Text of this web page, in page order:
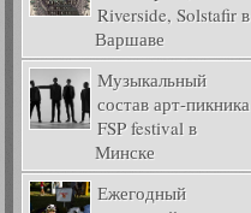
Riverside, Solstafir в
Варшаве
Музыкальный
состав арт-пикника
FSP festival в
Минске
Ежегодный